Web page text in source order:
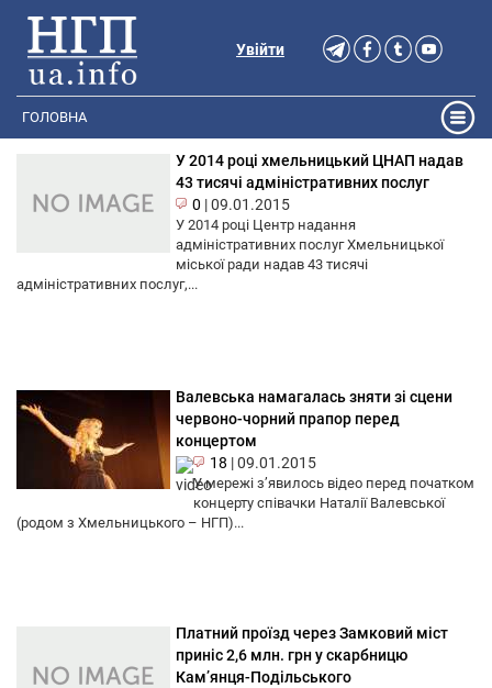
Увійти
ГОЛОВНА
У 2014 році хмельницький ЦНАП надав
43 тисячі адміністративних послуг
0 |09.01.2015
У 2014 році Центр надання
адміністративних послуг Хмельницької
міської ради надав 43 тисячі
адміністративних послуг,...
Валевська намагалась зняти зі сцени
червоно-чорний прапор перед
концертом
18 |09.01.2015
У мережі з’явилось відео перед початком
концерту співачки Наталії Валевської
(родом з Хмельницького – НГП)...
Платний проїзд через Замковий міст
приніс 2,6 млн. грн у скарбницю
Кам’янця-Подільського